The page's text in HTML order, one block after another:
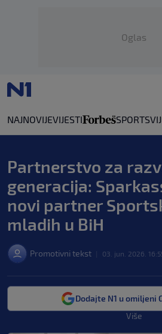
Oglas
NAJNOVIJEVIJESTI SPORT
Partnerstvo za
generacija:
novi partner
mladih u BiH
Promotivni tekst 03. jun. 2026.
Dodajte N1 u omiljeni
Više